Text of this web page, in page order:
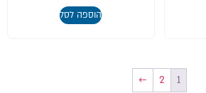
הוספה לסל
1
2
←